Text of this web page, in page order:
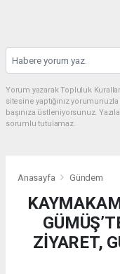
Yorum yazarak Topluluk
sitesine yaptığınız
başınıza üstleniyorsunuz.
sorumlu tutulamaz.
Anasayfa Gündem
ZİYARET,